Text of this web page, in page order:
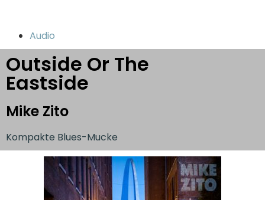
Audio
Outside Or The
Eastside
Mike Zito
Kompakte Blues-Mucke